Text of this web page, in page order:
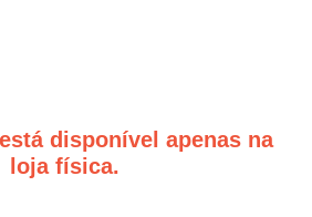
disponível apenas na
loja física.